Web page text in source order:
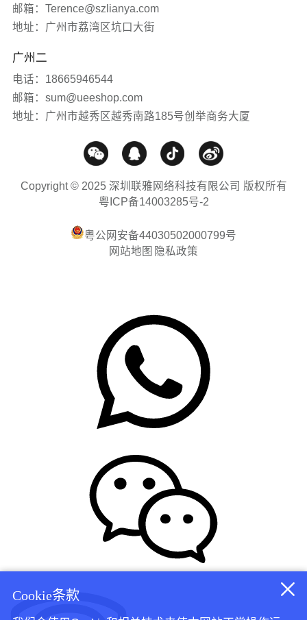
Cookie条款
网站知识
媒体报道
邮箱：Terence@szlianya.com
地址：广州市荔湾区坑口大街
广州二
电话：18665946544
邮箱：sum@ueeshop.com
地址：广州市越秀区越秀南路185号创举商务大厦
Copyright © 2025 深圳联雅网络科技有限公司 版权所有
粤ICP备14003285号-2
粤公网安备44030502000799号
网站地图 隐私政策